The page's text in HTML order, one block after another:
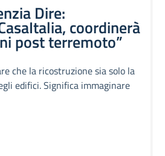
Dire:
coordinerà
post terremoto”
che la ricostruzione sia solo la
edifici. Significa immaginare